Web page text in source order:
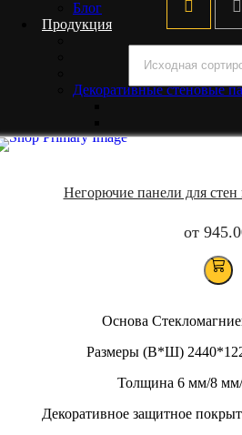
Блог
Продукция
Декоративные стеновые
Окрашенный
Стеновые
Окрашенный
Панели СМЛ
Ламинированные
Стеновые
Негорючие панели для
от
Основа
Размеры (В*Ш)
Толщина 6 мм/8
Декоративное защитное